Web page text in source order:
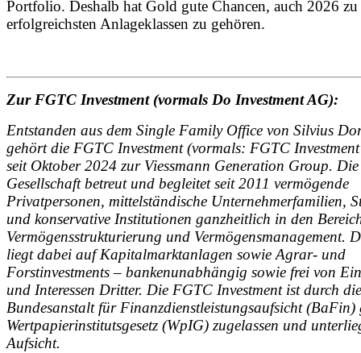
Portfolio. Deshalb hat Gold gute Chancen, auch 2026 zu
erfolgreichsten Anlageklassen zu gehören.
Zur FGTC Investment (vormals Do Investment AG):
Entstanden aus dem Single Family Office von Silvius
gehört die FGTC Investment (vormals: FGTC
seit Oktober 2024 zur Viessmann Generation Group. Die
Gesellschaft betreut und begleitet seit 2011 vermögende
Privatpersonen, mittelständische Unternehmerfamilien,
und konservative Institutionen ganzheitlich in den
Vermögensstrukturierung und Vermögensmanagement.
liegt dabei auf Kapitalmarktanlagen sowie Agrar- und
Forstinvestments – bankenunabhängig sowie frei von
und Interessen Dritter. Die FGTC Investment ist durch die
Bundesanstalt für Finanzdienstleistungsaufsicht (BaFin)
Wertpapierinstitutsgesetz (WpIG) zugelassen und
Aufsicht.